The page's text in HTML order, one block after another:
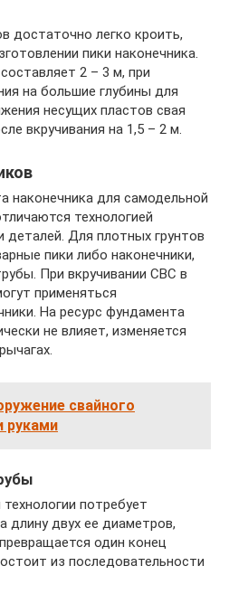
достаточно легко кроить,
пики наконечника.
2 – 3 м, при
на большие глубины для
несущих пластов свая
вкручивания на 1,5 – 2 м.
наконечника для самодельной
технологией
деталей. Для плотных грунтов
пики либо наконечники,
При вкручивании СВС в
применяться
На ресурс фундамента
не влияет, изменяется
свайного
руками
потребует
длину двух ее диаметров,
один конец
из последовательности